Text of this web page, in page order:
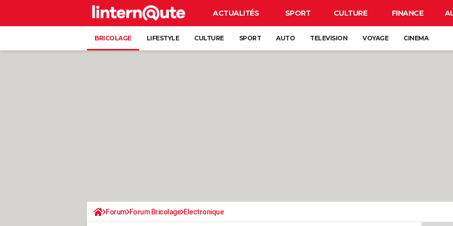
ACTUALITÉS SPORT CULTURE FINANCE
BRICOLAGE LIFESTYLE CULTURE SPORT AUTO TELEVISION VOYAGE CINEMA
Forum Forum Bricolage Electronique